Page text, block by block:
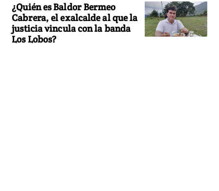
¿Quién es Baldor Bermeo
Cabrera, el exalcalde al que la
justicia vincula con la banda
Los Lobos?